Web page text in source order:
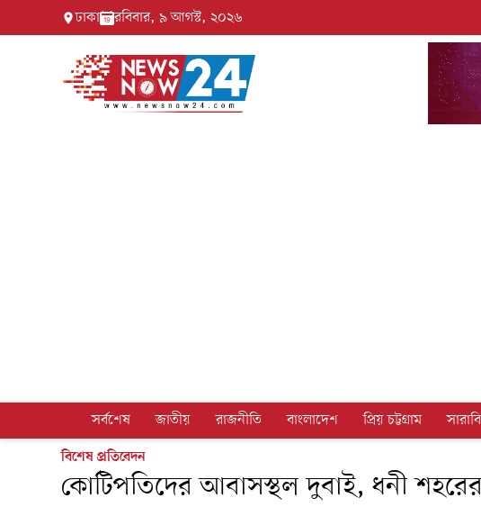
ঢাকা রবিবার, ৯ আগস্ট, ২০২৬
সর্বশেষ জাতীয় রাজনীতি বাংলাদেশ প্রিয় চট্টগ্রাম
বিশেষ প্রতিবেদন
কোটিপতিদের আবাসস্থল দুবাই, ধনী